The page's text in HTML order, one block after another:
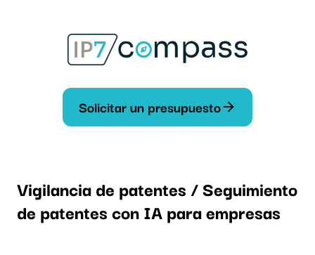
Solicitar un presupuesto
Vigilancia de patentes / Seguimiento
de patentes con IA para empresas